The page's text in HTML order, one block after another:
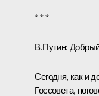
* * *
В.Путин:
Сегодня, как и
Госсовета,